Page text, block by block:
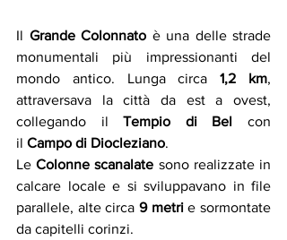
Il Grande Colonnato è una delle strade
monumentali più impressionanti del
mondo antico. Lunga circa 1,2 km,
attraversava la città da est a ovest,
collegando il Tempio di Bel con
il Campo di Diocleziano.
Le Colonne scanalate sono realizzate in
calcare locale e si sviluppavano in file
parallele, alte circa 9 metri e sormontate
da capitelli corinzi.